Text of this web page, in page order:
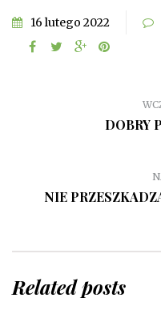
16 lutego 2022
DOBRY
NIE
Related posts